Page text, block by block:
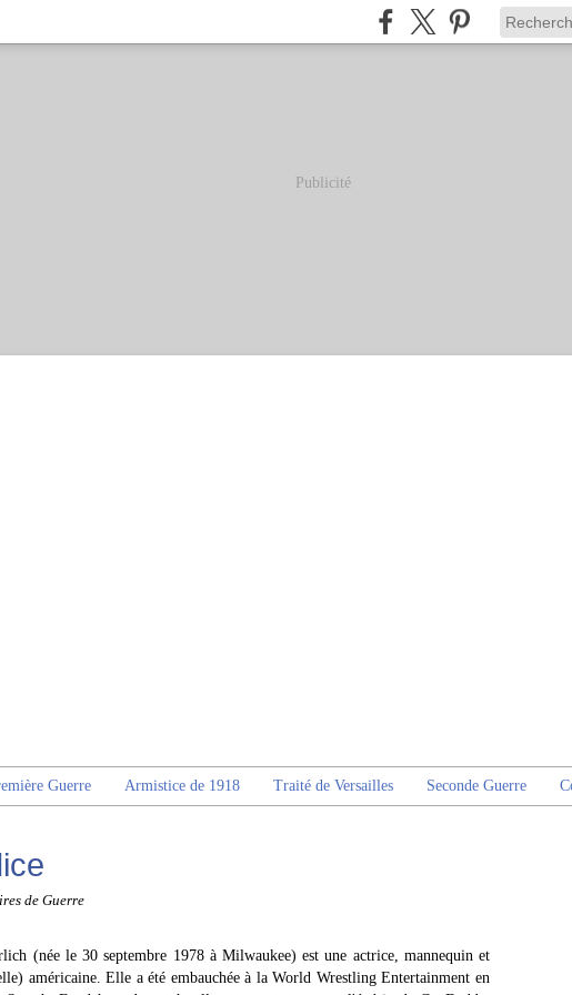
Publicité
Guerre Armistice de 1918 Traité de Versailles Seconde Guerre
de Guerre
(née le 30 septembre 1978 à Milwaukee) est une actrice, mannequin et
américaine. Elle a été embauchée à la World Wrestling Entertainment en